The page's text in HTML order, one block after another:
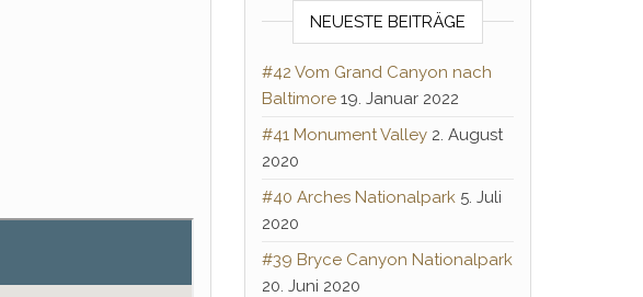
NEUESTE BEITRÄGE
#42 Vom Grand Canyon nach
Baltimore 19. Januar 2022
#41 Monument Valley 2. August
2020
#40 Arches Nationalpark 5. Juli
2020
#39 Bryce Canyon Nationalpark
20. Juni 2020